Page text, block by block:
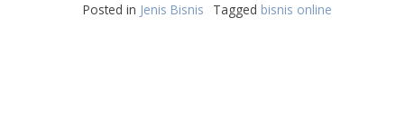
Posted in Jenis Bisnis Tagged bisnis online